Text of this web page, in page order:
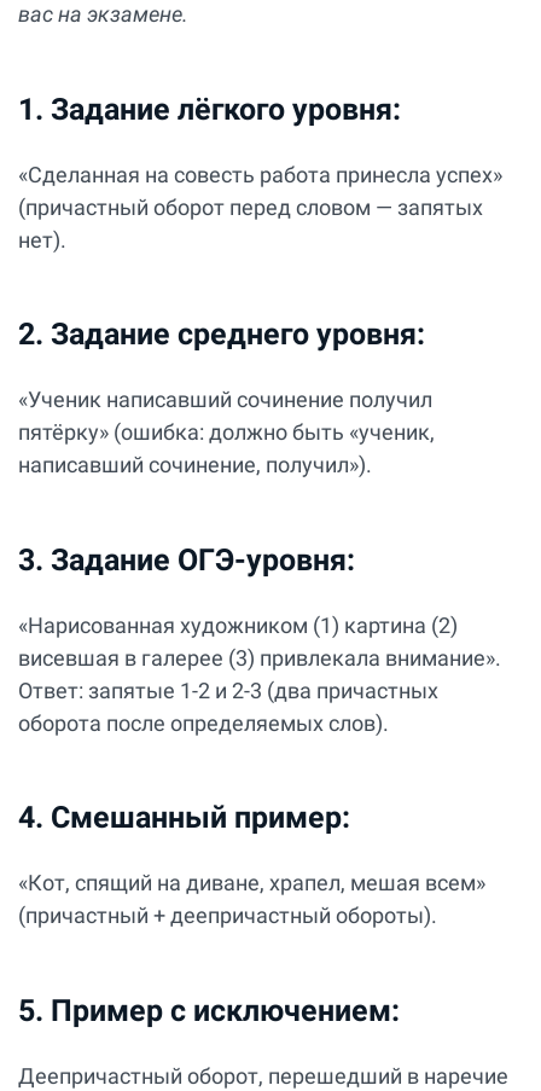
вас на экзамене.
1. Задание лёгкого уровня:
«Сделанная на совесть работа принесла успех»
(причастный оборот перед словом — запятых
нет).
2. Задание среднего уровня:
«Ученик написавший сочинение получил
пятёрку» (ошибка: должно быть «ученик,
написавший сочинение, получил»).
3. Задание ОГЭ-уровня:
«Нарисованная художником (1) картина (2)
висевшая в галерее (3) привлекала внимание».
Ответ: запятые 1-2 и 2-3 (два причастных
оборота после определяемых слов).
4. Смешанный пример:
«Кот, спящий на диване, храпел, мешая всем»
(причастный + деепричастный обороты).
5. Пример с исключением:
Деепричастный оборот, перешедший в наречие